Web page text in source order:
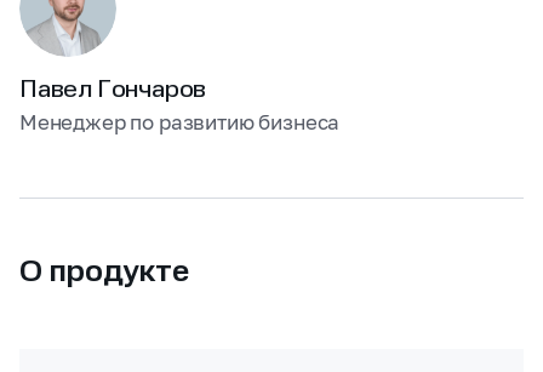
Павел Гончаров
Менеджер по развитию бизнеса
О продукте